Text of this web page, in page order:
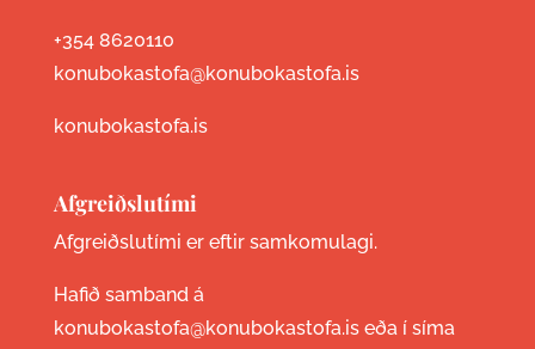
+354 8620110
konubokastofa@konubokastofa.is
konubokastofa.is
Afgreiðslutími
Afgreiðslutími er eftir samkomulagi.
Hafið samband á
konubokastofa@konubokastofa.is eða í síma